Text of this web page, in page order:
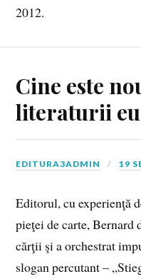
2012.
Cine este
literaturii
EDITURA3ADMIN 19
Editorul, cu experienţă
pieţei de carte,
cărţii şi a orchestrat
slogan percutant –